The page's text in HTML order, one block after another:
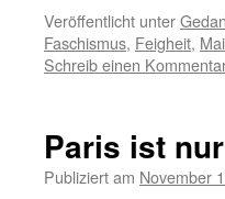
Veröffentlicht unter
Faschismus, Feigheit,
Schreib einen
Paris ist
Publiziert am November